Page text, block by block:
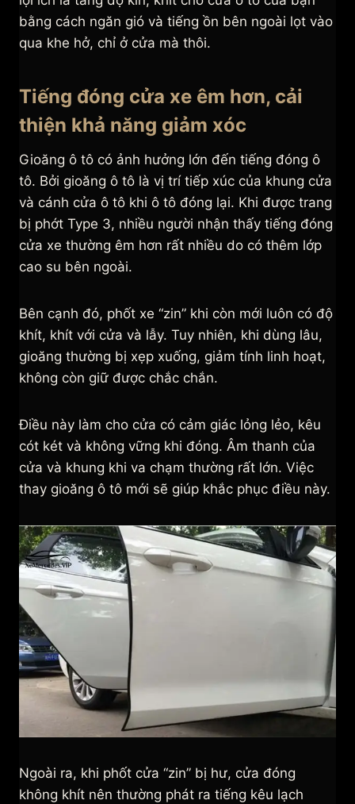
bằng cách ngăn gió và tiếng ồn bên ngoài lọt vào
qua khe hở, chỉ ở cửa mà thôi.
Tiếng đóng cửa xe êm hơn, cải
thiện khả năng giảm xóc
Gioăng ô tô có ảnh hưởng lớn đến tiếng đóng ô
tô. Bởi gioăng ô tô là vị trí tiếp xúc của khung cửa
và cánh cửa ô tô khi ô tô đóng lại. Khi được trang
bị phớt Type 3, nhiều người nhận thấy tiếng đóng
cửa xe thường êm hơn rất nhiều do có thêm lớp
cao su bên ngoài.
Bên cạnh đó, phốt xe “zin” khi còn mới luôn có độ
khít, khít với cửa và lẫy. Tuy nhiên, khi dùng lâu,
gioăng thường bị xẹp xuống, giảm tính linh hoạt,
không còn giữ được chắc chắn.
Điều này làm cho cửa có cảm giác lỏng lẻo, kêu
cót két và không vững khi đóng. Âm thanh của
cửa và khung khi va chạm thường rất lớn. Việc
thay gioăng ô tô mới sẽ giúp khắc phục điều này.
Ngoài ra, khi phốt cửa “zin” bị hư, cửa đóng
không khít nên thường phát ra tiếng kêu lạch